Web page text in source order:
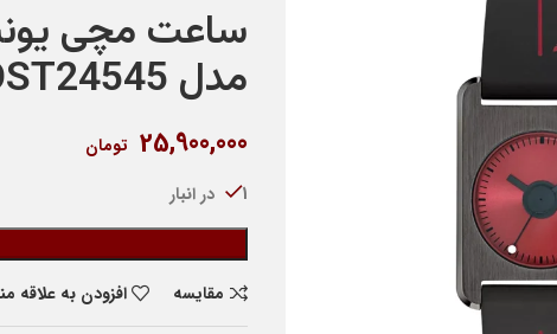
ساعت مچی
مدل AOST24545
25,900,000 تومان
1 در انبار
مقایسه
افزودن به علاقه